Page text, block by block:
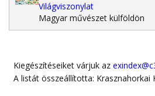
Világviszonylat
Magyar művészet külföldön
Kiegészítéseiket várjuk az
A listát összeállította: Krasznahorkai